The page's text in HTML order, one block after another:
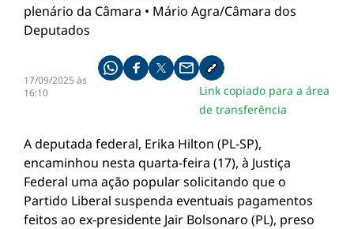
17/09/2025 às
16:10
Compartilhe pelo whatsapp
Compartilhar no facebook
Compartilhar no twitter
Compartilhe pelo email
Copiar link da notícia
Link copiado para a área
de transferência
A deputada federal, Erika Hilton (PL-SP),
encaminhou nesta quarta-feira (17), à Justiça
Federal uma ação popular solicitando que o
Partido Liberal suspenda eventuais pagamentos
feitos ao ex-presidente Jair Bolsonaro (PL), preso